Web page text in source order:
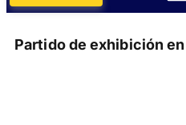
Partido de exhibición